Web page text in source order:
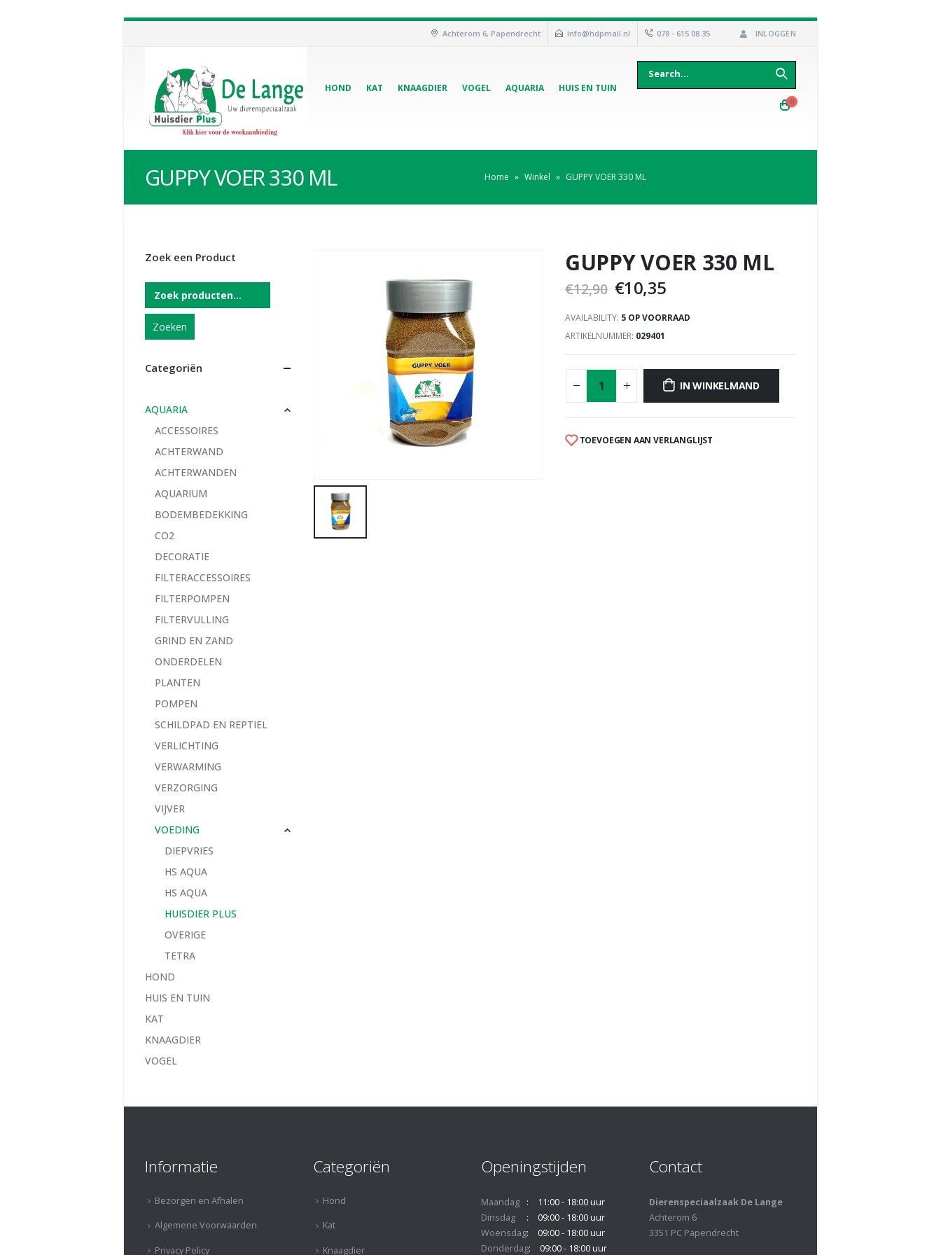
Achterom 6, Papendrecht info@hdpmail.nl 078 - 615 08 35 INLOGGEN
HOND KAT KNAAGDIER VOGEL AQUARIA HUIS EN TUIN
0
GUPPY VOER 330 ML Home » Winkel » GUPPY VOER 330 ML
GUPPY VOER 330 ML
€12,90 €10,35
AVAILABILITY: 5 OP VOORRAAD
ARTIKELNUMMER: 029401
IN WINKELMAND
TOEVOEGEN AAN VERLANGLIJST
Zoek een Product
Zoeken
Categoriën
AQUARIA
ACCESSOIRES
ACHTERWAND
ACHTERWANDEN
AQUARIUM
BODEMBEDEKKING
CO2
DECORATIE
FILTERACCESSOIRES
FILTERPOMPEN
FILTERVULLING
GRIND EN ZAND
ONDERDELEN
PLANTEN
POMPEN
SCHILDPAD EN REPTIEL
VERLICHTING
VERWARMING
VERZORGING
VIJVER
VOEDING
DIEPVRIES
HS AQUA
HS AQUA
HUISDIER PLUS
OVERIGE
TETRA
HOND
HUIS EN TUIN
KAT
KNAAGDIER
VOGEL
Informatie
Bezorgen en Afhalen
Algemene Voorwaarden
Privacy Policy
Categoriën
Hond
Kat
Knaagdier
Openingstijden
Maandag
11:00 - 18:00 uur
Dinsdag
09:00 - 18:00 uur
Woensdag
09:00 - 18:00 uur
Donderdag
09:00 - 18:00 uur
Contact
Dierenspeciaalzaak De Lange
Achterom 6
3351 PC Papendrecht